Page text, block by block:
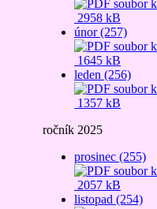
2958 kB
únor (257)
1645 kB
leden (256)
1357 kB
ročník 2025
prosinec (255)
2057 kB
listopad (254)